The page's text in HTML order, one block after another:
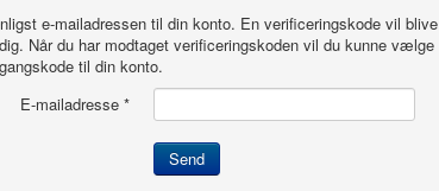
e-mailadressen til din konto. En verificeringskode vil blive
Når du har modtaget verificeringskoden vil du kunne vælge
til din konto.
E-mailadresse *
Send